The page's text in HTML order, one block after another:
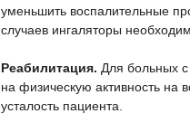
уменьшить воспалительные
случаев ингаляторы
Реабилитация. Для больных
на физическую активность на
усталость пациента.